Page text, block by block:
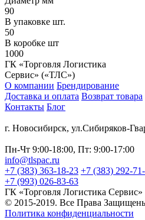
90
В упаковке шт.
50
В коробке шт
1000
ГК «Торговля Логистика
Сервис» («ТЛС»)
О компании Брендирование
Доставка и оплата Возврат товара
Контакты Блог
г. Новосибирск, ул.Сибиряков-
Пн-Чт 9:00-18:00, Пт: 9:00-17:00
info@tlspac.ru
+7 (383) 363-18-23 +7 (383) 292-
+7 (993) 026-83-63
ГК «Торговля Логистика
© 2015-2019. Все Права
Политика конфиденциальности